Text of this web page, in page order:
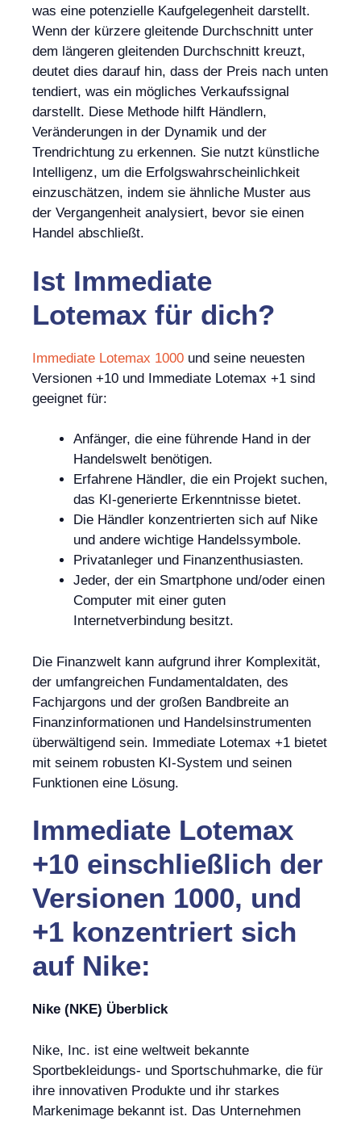
was eine potenzielle Kaufgelegenheit darstellt.
Wenn der kürzere gleitende Durchschnitt unter
dem längeren gleitenden Durchschnitt kreuzt,
deutet dies darauf hin, dass der Preis nach unten
tendiert, was ein mögliches Verkaufssignal
darstellt. Diese Methode hilft Händlern,
Veränderungen in der Dynamik und der
Trendrichtung zu erkennen. Sie nutzt künstliche
Intelligenz, um die Erfolgswahrscheinlichkeit
einzuschätzen, indem sie ähnliche Muster aus
der Vergangenheit analysiert, bevor sie einen
Handel abschließt.
Ist Immediate
Lotemax für dich?
Immediate Lotemax 1000 und seine neuesten
Versionen +10 und Immediate Lotemax +1 sind
geeignet für:
Anfänger, die eine führende Hand in der
Handelswelt benötigen.
Erfahrene Händler, die ein Projekt suchen,
das KI-generierte Erkenntnisse bietet.
Die Händler konzentrierten sich auf Nike
und andere wichtige Handelssymbole.
Privatanleger und Finanzenthusiasten.
Jeder, der ein Smartphone und/oder einen
Computer mit einer guten
Internetverbindung besitzt.
Die Finanzwelt kann aufgrund ihrer Komplexität,
der umfangreichen Fundamentaldaten, des
Fachjargons und der großen Bandbreite an
Finanzinformationen und Handelsinstrumenten
überwältigend sein. Immediate Lotemax +1 bietet
mit seinem robusten KI-System und seinen
Funktionen eine Lösung.
Immediate Lotemax
+10 einschließlich der
Versionen 1000, und
+1 konzentriert sich
auf Nike:
Nike (NKE) Überblick
Nike, Inc. ist eine weltweit bekannte
Sportbekleidungs- und Sportschuhmarke, die für
ihre innovativen Produkte und ihr starkes
Markenimage bekannt ist. Das Unternehmen